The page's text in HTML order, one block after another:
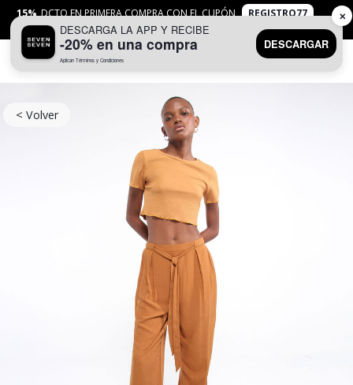
15% DCTO EN PRIMERA COMPRA CON EL CUPÓN
REGISTRO77
APLICANTYC
< Volver
DESCARGA LA APP Y RECIBE
-20% en una compra
Aplican Términos y Condiciones
DESCARGAR
✕